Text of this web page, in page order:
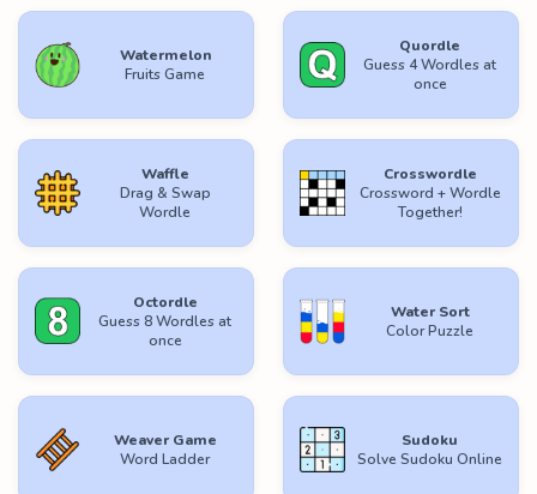
Watermelon
Fruits Game
Quordle
Guess 4 Wordles at
once
Waffle
Drag & Swap
Wordle
Crosswordle
Crossword + Wordle
Together!
Octordle
Guess 8 Wordles at
once
Water Sort
Color Puzzle
Weaver Game
Word Ladder
Sudoku
Solve Sudoku Online